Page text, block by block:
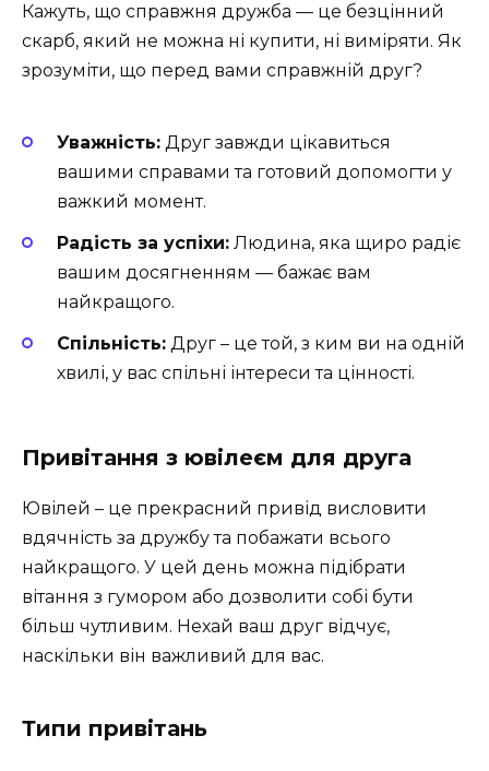
Кажуть, що справжня дружба — це безцінний
скарб, який не можна ні купити, ні виміряти. Як
зрозуміти, що перед вами справжній друг?
Уважність: Друг завжди цікавиться
вашими справами та готовий допомогти у
важкий момент.
Радість за успіхи: Людина, яка щиро радіє
вашим досягненням — бажає вам
найкращого.
Спільність: Друг – це той, з ким ви на одній
хвилі, у вас спільні інтереси та цінності.
Привітання з ювілеєм для друга
Ювілей – це прекрасний привід висловити
вдячність за дружбу та побажати всього
найкращого. У цей день можна підібрати
вітання з гумором або дозволити собі бути
більш чутливим. Нехай ваш друг відчує,
наскільки він важливий для вас.
Типи привітань